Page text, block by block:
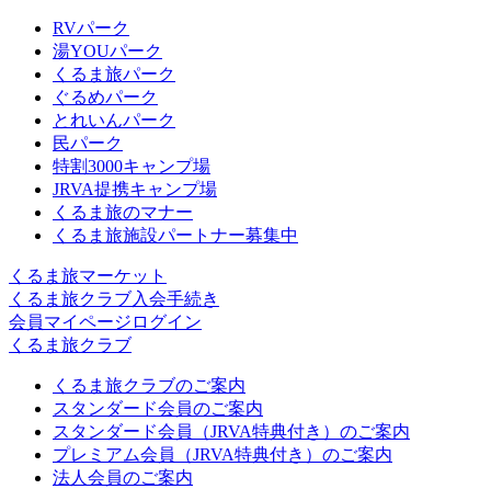
RVパーク
湯YOUパーク
くるま旅パーク
ぐるめパーク
とれいんパーク
民パーク
特割3000キャンプ場
JRVA提携キャンプ場
くるま旅のマナー
くるま旅施設パートナー募集中
くるま旅マーケット
くるま旅クラブ入会手続き
会員マイページログイン
くるま旅クラブ
くるま旅クラブのご案内
スタンダード会員のご案内
スタンダード会員（JRVA特典付き）のご案内
プレミアム会員（JRVA特典付き）のご案内
法人会員のご案内